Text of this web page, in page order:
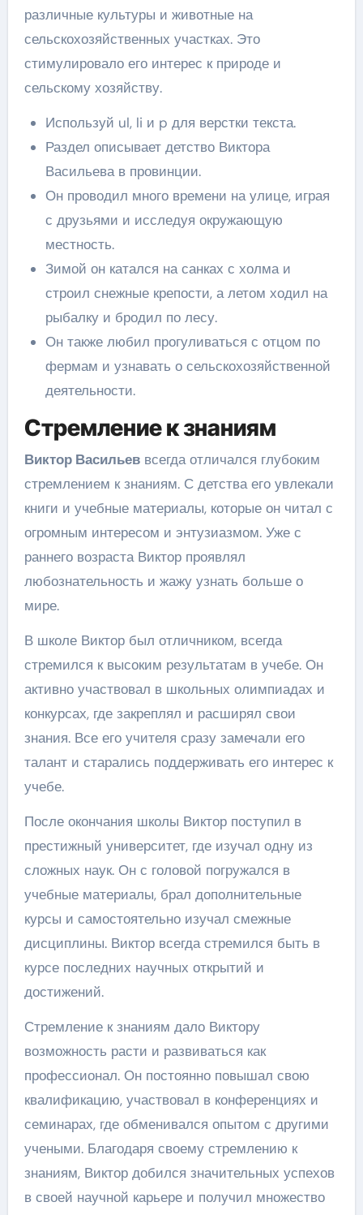
различные культуры и животные на
сельскохозяйственных участках. Это
стимулировало его интерес к природе и
сельскому хозяйству.
Используй ul, li и p для верстки текста.
Раздел описывает детство Виктора
Васильева в провинции.
Он проводил много времени на улице, играя
с друзьями и исследуя окружающую
местность.
Зимой он катался на санках с холма и
строил снежные крепости, а летом ходил на
рыбалку и бродил по лесу.
Он также любил прогуливаться с отцом по
фермам и узнавать о сельскохозяйственной
деятельности.
Стремление к знаниям
Виктор Васильеввсегда отличался глубоким
стремлением к знаниям. С детства его увлекали
книги и учебные материалы, которые он читал с
огромным интересом и энтузиазмом. Уже с
раннего возраста Виктор проявлял
любознательность и жажу узнать больше о
мире.
В школе Виктор был отличником, всегда
стремился к высоким результатам в учебе. Он
активно участвовал в школьных олимпиадах и
конкурсах, где закреплял и расширял свои
знания. Все его учителя сразу замечали его
талант и старались поддерживать его интерес к
учебе.
После окончания школы Виктор поступил в
престижный университет, где изучал одну из
сложных наук. Он с головой погружался в
учебные материалы, брал дополнительные
курсы и самостоятельно изучал смежные
дисциплины. Виктор всегда стремился быть в
курсе последних научных открытий и
достижений.
Стремление к знаниям дало Виктору
возможность расти и развиваться как
профессионал. Он постоянно повышал свою
квалификацию, участвовал в конференциях и
семинарах, где обменивался опытом с другими
учеными. Благодаря своему стремлению к
знаниям, Виктор добился значительных успехов
в своей научной карьере и получил множество